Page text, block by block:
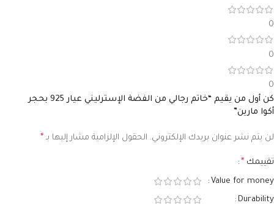
0
0
0
كن أول من يقيم “خاتم رجالي من الفضة الإسترليني عيار 925 بحجر
أكوا مارين”
لن يتم نشر عنوان بريدك الإلكتروني. الحقول الإلزامية مشار إليها بـ *
تقييمك *
Value for money
Durability